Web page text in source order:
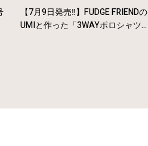
【7月9日発売‼︎】FUDGE FRIENDの
UMIと作った「3WAYポロシャツ...